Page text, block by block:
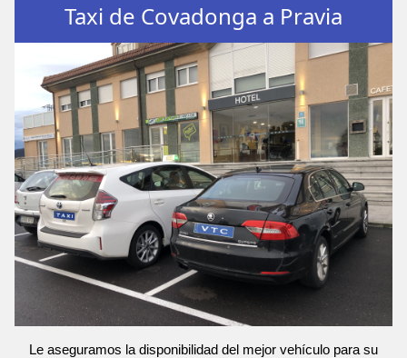
Taxi de Covadonga a Pravia
Le aseguramos la disponibilidad del mejor vehículo para su